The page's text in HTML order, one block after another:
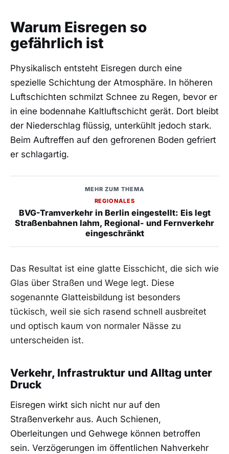
Warum Eisregen so
gefährlich ist
Physikalisch entsteht Eisregen durch eine
spezielle Schichtung der Atmosphäre. In höheren
Luftschichten schmilzt Schnee zu Regen, bevor er
in eine bodennahe Kaltluftschicht gerät. Dort bleibt
der Niederschlag flüssig, unterkühlt jedoch stark.
Beim Auftreffen auf den gefrorenen Boden gefriert
er schlagartig.
MEHR ZUM THEMA
REGIONALES
BVG-Tramverkehr in Berlin eingestellt: Eis legt
Straßenbahnen lahm, Regional- und Fernverkehr
eingeschränkt
Das Resultat ist eine glatte Eisschicht, die sich wie
Glas über Straßen und Wege legt. Diese
sogenannte Glatteisbildung ist besonders
tückisch, weil sie sich rasend schnell ausbreitet
und optisch kaum von normaler Nässe zu
unterscheiden ist.
Verkehr, Infrastruktur und Alltag unter
Druck
Eisregen wirkt sich nicht nur auf den
Straßenverkehr aus. Auch Schienen,
Oberleitungen und Gehwege können betroffen
sein. Verzögerungen im öffentlichen Nahverkehr